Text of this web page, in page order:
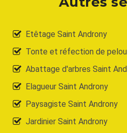
Etêtage Saint Androny
Tonte et réfection de
Abattage d'arbres Saint
Elagueur Saint Androny
Paysagiste Saint Androny
Jardinier Saint Androny